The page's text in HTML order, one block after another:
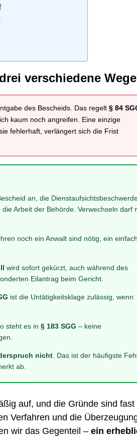
verschiedene Wege
des Bescheids. Das regelt § 84
kaum noch angreifen. Eine einzige
fehlerhaft, verlängert sich die Frist
an, die
Arbeit der Behörde. Verwechseln darf
noch ein Anwalt sind nötig, ein
wird sofort gekürzt, auch während des
Eilantrag beim Gericht.
ist die Untätigkeitsklage zulässig, wenn
steht es in § 183 SGG – keine
nicht. Das ist der häufigste
ab.
auf, und die Gründe sind fast
Verfahren und die
wir das Gegenteil – ein